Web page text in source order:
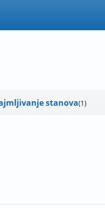
stanova 1